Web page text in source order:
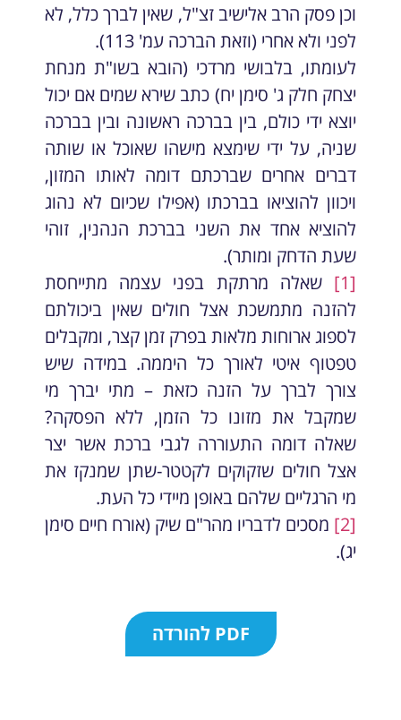
וכן פסק הרב אלישיב זצ"ל, שאין לברך כלל, לא
לפני ולא אחרי (וזאת הברכה עמ' 113).
לעומתו, בלבושי מרדכי (הובא בשו"ת מנחת
יצחק חלק ג' סימן יח) כתב שירא שמים אם יכול
יוצא ידי כולם, בין בברכה ראשונה ובין בברכה
שניה, על ידי שימצא מישהו שאוכל או שותה
דברים אחרים שברכתם דומה לאותו המזון,
ויכוון להוציאו בברכתו (אפילו שכיום לא נהוג
להוציא אחד את השני בברכת הנהנין, זוהי
שעת הדחק ומותר).
[1]
שאלה מרתקת בפני עצמה מתייחסת
להזנה מתמשכת אצל חולים שאין ביכולתם
לספוג ארוחות מלאות בפרק זמן קצר, ומקבלים
טפטוף איטי לאורך כל היממה. במידה שיש
צורך לברך על הזנה כזאת – מתי יברך מי
שמקבל את מזונו כל הזמן, ללא הפסקה?
שאלה דומה התעוררה לגבי ברכת אשר יצר
אצל חולים שזקוקים לקטטר-שתן שמנקז את
מי הרגליים שלהם באופן מיידי כל העת.
[2]
מסכים לדבריו מהר"ם שיק (אורח חיים סימן
יג).
PDF להורדה